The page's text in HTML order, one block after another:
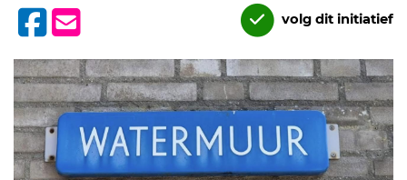
volg dit initiatief